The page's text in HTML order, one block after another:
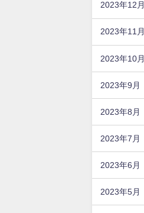
2023年12月
2023年11月
2023年10月
2023年9月
2023年8月
2023年7月
2023年6月
2023年5月